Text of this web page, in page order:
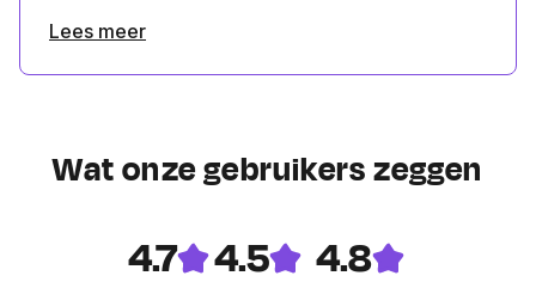
Lees meer
Wat onze gebruikers zeggen
4.7 4.5 4.8